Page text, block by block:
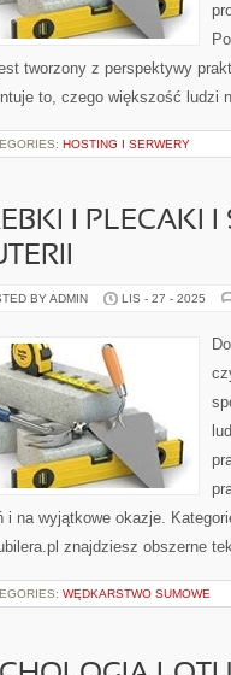
tworzony z perspektywy
to, czego większość
HOSTING I SERWERY
I PLECAKI
BY ADMIN LIS - 27 - 2025
i na wyjątkowe okazje.
znajdziesz obszerne
WĘDKARSTWO SUMOWE